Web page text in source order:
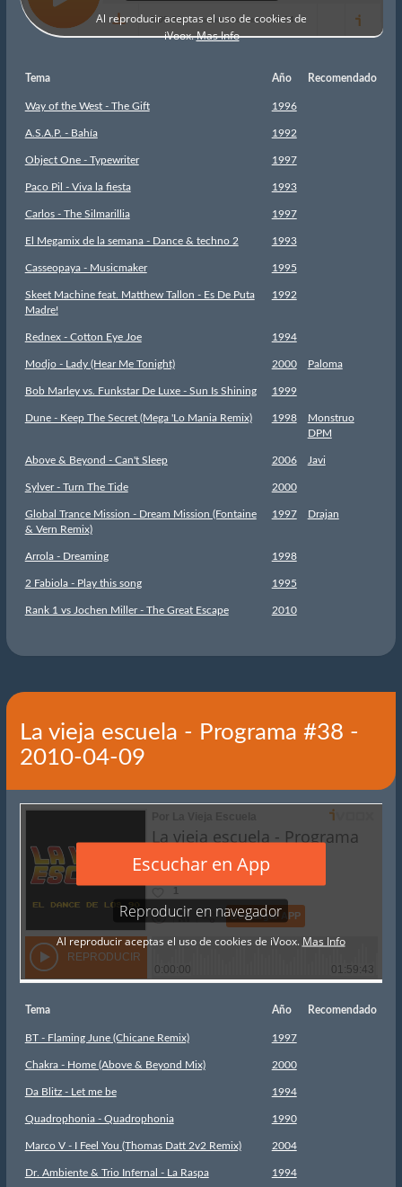
Tema Año Recomendado
Way of the West - The Gift 1996
A.S.A.P. - Bahía 1992
Object One - Typewriter 1997
Paco Pil - Viva la fiesta 1993
Carlos - The Silmarillia 1997
El Megamix de la semana - Dance & techno 2 1993
Casseopaya - Musicmaker 1995
Skeet Machine feat. Matthew Tallon - Es De Puta
Madre!
1992
Rednex - Cotton Eye Joe 1994
Modjo - Lady (Hear Me Tonight) 2000 Paloma
Bob Marley vs. Funkstar De Luxe - Sun Is Shining 1999
Dune - Keep The Secret (Mega 'Lo Mania Remix) 1998
Monstruo
DPM
Above & Beyond - Can't Sleep 2006 Javi
Sylver - Turn The Tide 2000
Global Trance Mission - Dream Mission (Fontaine
& Vern Remix)
1997 Drajan
Arrola - Dreaming 1998
2 Fabiola - Play this song 1995
Rank 1 vs Jochen Miller - The Great Escape 2010
La vieja escuela - Programa #38 -
2010-04-09
Tema Año Recomendado
BT - Flaming June (Chicane Remix) 1997
Chakra - Home (Above & Beyond Mix) 2000
Da Blitz - Let me be 1994
Quadrophonia - Quadrophonia 1990
Marco V - I Feel You (Thomas Datt 2v2 Remix) 2004
Dr. Ambiente & Trio Infernal - La Raspa 1994